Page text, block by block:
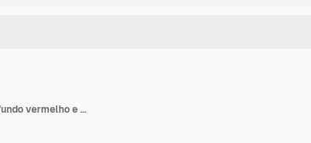
Novos produtos de chegada com um post de instagram de fundo vermelho e modelo de banner de mídia social